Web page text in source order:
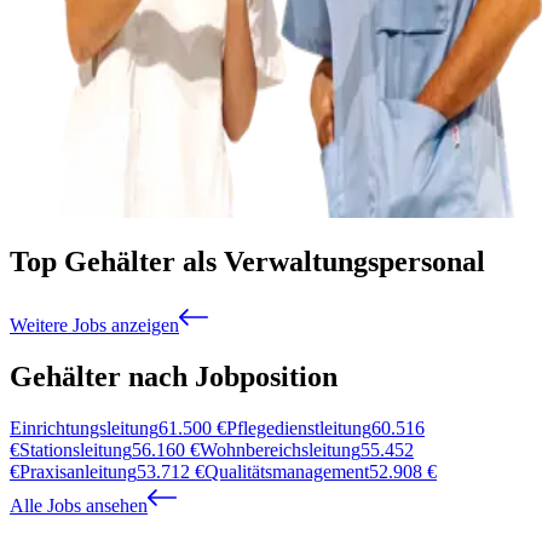
Top Gehälter als Verwaltungspersonal
Weitere Jobs anzeigen
Gehälter nach Jobposition
Einrichtungsleitung61.500 €Pflegedienstleitung60.516
€Stationsleitung56.160 €Wohnbereichsleitung55.452
€Praxisanleitung53.712 €Qualitätsmanagement52.908 €
Alle Jobs ansehen